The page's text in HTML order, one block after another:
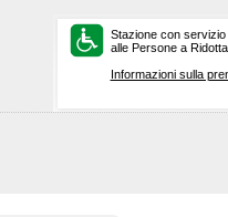
Stazione con
alle Persone a
Informazioni sulla